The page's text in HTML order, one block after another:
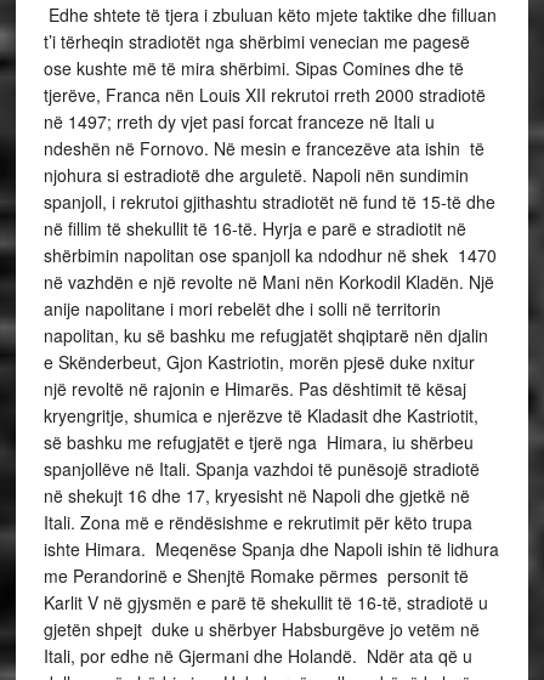
Edhe shtete të tjera i zbuluan këto mjete taktike dhe filluan
t’i tërheqin stradiotët nga shërbimi venecian me pagesë
ose kushte më të mira shërbimi. Sipas Comines dhe të
tjerëve, Franca nën Louis XII rekrutoi rreth 2000 stradiotë
në 1497; rreth dy vjet pasi forcat franceze në Itali u
ndeshën në Fornovo. Në mesin e francezëve ata ishin të
njohura si estradiotë dhe arguletë. Napoli nën sundimin
spanjoll, i rekrutoi gjithashtu stradiotët në fund të 15-të dhe
në fillim të shekullit të 16-të. Hyrja e parë e stradiotit në
shërbimin napolitan ose spanjoll ka ndodhur në shek 1470
në vazhdën e një revolte në Mani nën Korkodil Kladën. Një
anije napolitane i mori rebelët dhe i solli në territorin
napolitan, ku së bashku me refugjatët shqiptarë nën djalin
e Skënderbeut, Gjon Kastriotin, morën pjesë duke nxitur
një revoltë në rajonin e Himarës. Pas dështimit të kësaj
kryengritje, shumica e njerëzve të Kladasit dhe Kastriotit,
së bashku me refugjatët e tjerë nga Himara, iu shërbeu
spanjollëve në Itali. Spanja vazhdoi të punësojë stradiotë
në shekujt 16 dhe 17, kryesisht në Napoli dhe gjetkë në
Itali. Zona më e rëndësishme e rekrutimit për këto trupa
ishte Himara. Meqenëse Spanja dhe Napoli ishin të lidhura
me Perandorinë e Shenjtë Romake përmes personit të
Karlit V në gjysmën e parë të shekullit të 16-të, stradiotë u
gjetën shpejt duke u shërbyer Habsburgëve jo vetëm në
Itali, por edhe në Gjermani dhe Holandë. Ndër ata që u